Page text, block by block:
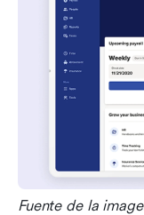
Fuente de la